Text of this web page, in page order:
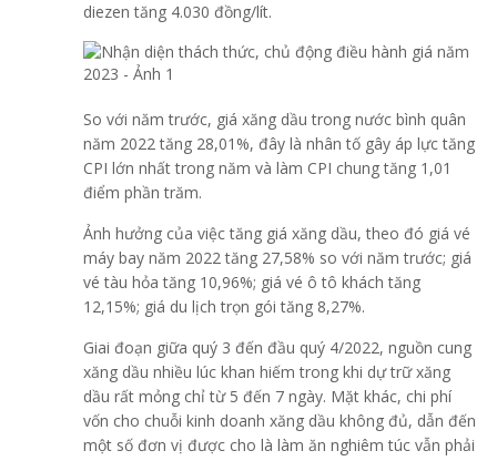
diezen tăng 4.030 đồng/lít.
So với năm trước, giá xăng dầu trong nước bình quân
năm 2022 tăng 28,01%, đây là nhân tố gây áp lực tăng
CPI lớn nhất trong năm và làm CPI chung tăng 1,01
điểm phần trăm.
Ảnh hưởng của việc tăng giá xăng dầu, theo đó giá vé
máy bay năm 2022 tăng 27,58% so với năm trước; giá
vé tàu hỏa tăng 10,96%; giá vé ô tô khách tăng
12,15%; giá du lịch trọn gói tăng 8,27%.
Giai đoạn giữa quý 3 đến đầu quý 4/2022, nguồn cung
xăng dầu nhiều lúc khan hiếm trong khi dự trữ xăng
dầu rất mỏng chỉ từ 5 đến 7 ngày. Mặt khác, chi phí
vốn cho chuỗi kinh doanh xăng dầu không đủ, dẫn đến
một số đơn vị được cho là làm ăn nghiêm túc vẫn phải